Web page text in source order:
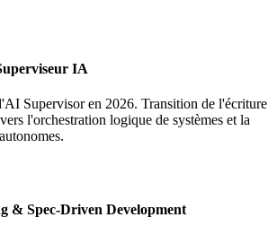
IA
Supervisor en 2026. Transition de l'écriture
l'orchestration logique de systèmes et la
& Spec-Driven Development